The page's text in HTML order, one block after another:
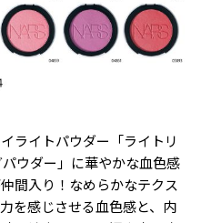
ライトパウダー「ライトリ
ウダー」に華やかな血色感
間入り！なめらかなテクス
を感じさせる血色感と、内